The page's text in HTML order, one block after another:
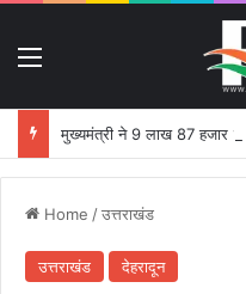
Home /उत्तराखंड
उत्तराखंड देहरादून